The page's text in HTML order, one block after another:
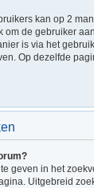
kan op 2
om de gebruiker
is via het
Op dezelfde
geven in het
Uitgebreid